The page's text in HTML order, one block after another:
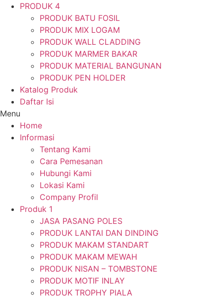
PRODUK 4
PRODUK BATU FOSIL
PRODUK MIX LOGAM
PRODUK WALL CLADDING
PRODUK MARMER BAKAR
PRODUK MATERIAL BANGUNAN
PRODUK PEN HOLDER
Katalog Produk
Daftar Isi
Menu
Home
Informasi
Tentang Kami
Cara Pemesanan
Hubungi Kami
Lokasi Kami
Company Profil
Produk 1
JASA PASANG POLES
PRODUK LANTAI DAN DINDING
PRODUK MAKAM STANDART
PRODUK MAKAM MEWAH
PRODUK NISAN – TOMBSTONE
PRODUK MOTIF INLAY
PRODUK TROPHY PIALA